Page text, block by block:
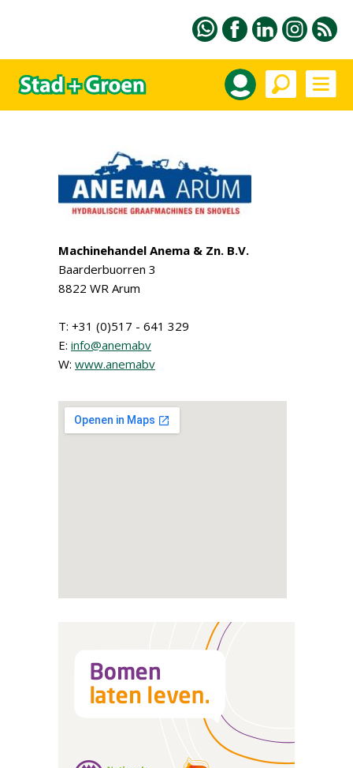
Machinehandel Anema & Zn. B.V.
Baarderbuorren 3
8822 WR Arum
T: +31 (0)517 - 641 329
E: info@anemabv
W: www.anemabv